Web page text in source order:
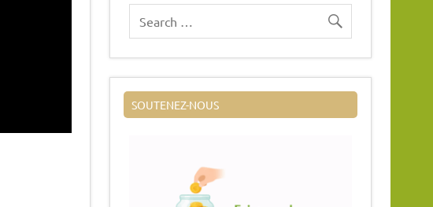
SOUTENEZ-NOUS